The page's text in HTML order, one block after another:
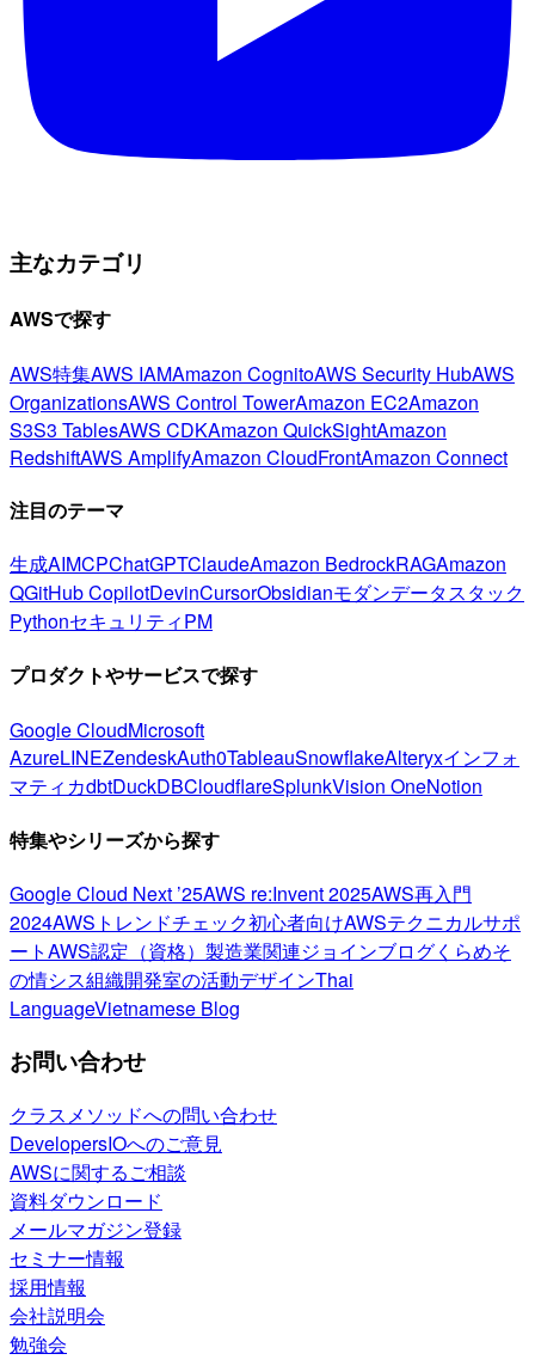
主なカテゴリ
AWSで探す
AWS特集AWS IAMAmazon CognitoAWS Security HubAWS
OrganizationsAWS Control TowerAmazon EC2Amazon
S3S3 TablesAWS CDKAmazon QuickSightAmazon
RedshiftAWS AmplifyAmazon CloudFrontAmazon Connect
注目のテーマ
生成AIMCPChatGPTClaudeAmazon BedrockRAGAmazon
QGitHub CopilotDevinCursorObsidianモダンデータスタック
PythonセキュリティPM
プロダクトやサービスで探す
Google CloudMicrosoft
AzureLINEZendeskAuth0TableauSnowflakeAlteryxインフォ
マティカdbtDuckDBCloudflareSplunkVision OneNotion
特集やシリーズから探す
Google Cloud Next ’25AWS re:Invent 2025AWS再入門
2024AWSトレンドチェック初心者向けAWSテクニカルサポ
ートAWS認定（資格） 製造業関連ジョインブログくらめそ
の情シス組織開発室の活動デザインThai
LanguageVietnamese Blog
お問い合わせ
クラスメソッドへの問い合わせ
DevelopersIOへのご意見
AWSに関するご相談
資料ダウンロード
メールマガジン登録
セミナー情報
採用情報
会社説明会
勉強会